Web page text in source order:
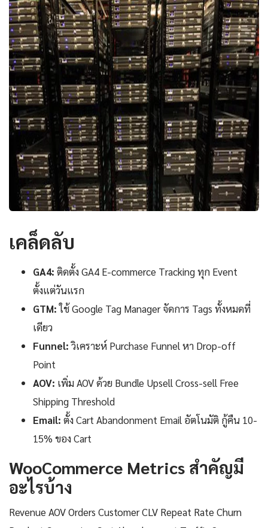
เคล็ดลับ
GA4: ติดตั้ง GA4 E-commerce Tracking ทุก Event
ตั้งแต่วันแรก
GTM:ใช้ Google Tag Manager จัดการ Tags ทั้งหมดที่
เดียว
Funnel:วิเคราะห์ Purchase Funnel หา Drop-off
Point
AOV: เพิ่ม AOV ด้วย Bundle Upsell Cross-sell Free
Shipping Threshold
Email: ตั้ง Cart Abandonment Email อัตโนมัติ กู้คืน 10-
15% ของ Cart
WooCommerce Metrics สำคัญมี
อะไรบ้าง
Revenue AOV Orders Customer CLV Repeat Rate Churn